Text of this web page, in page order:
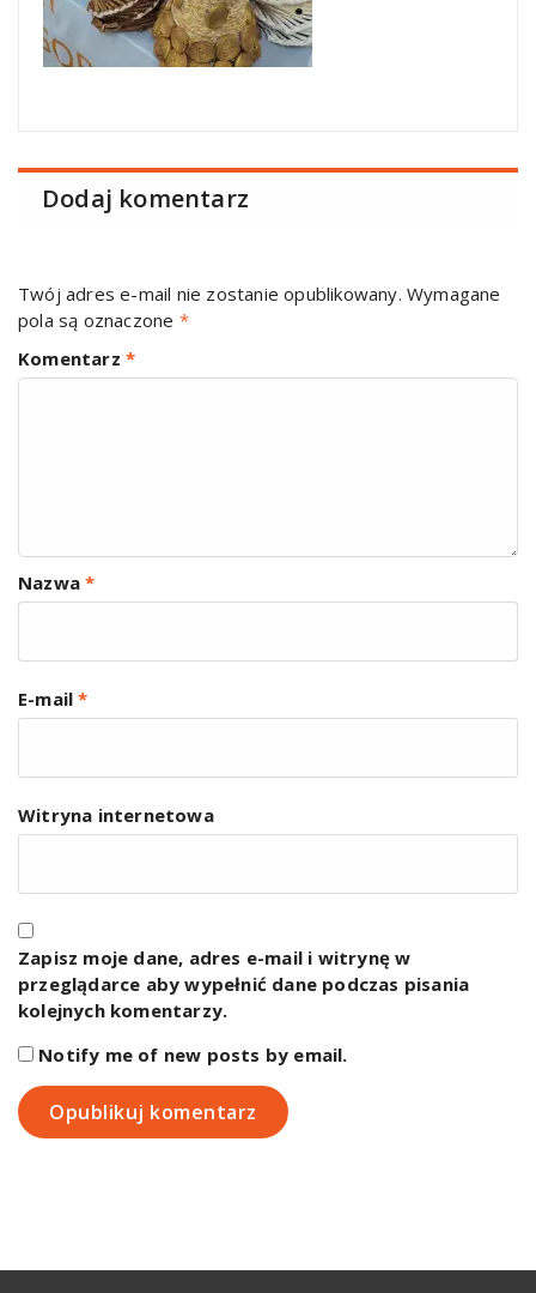
Dodaj komentarz
Twój adres e-mail nie zostanie opublikowany. Wymagane
pola są oznaczone *
Komentarz *
Nazwa*
E-mail*
Witryna internetowa
Zapisz moje dane, adres e-mail i witrynę w
przeglądarce aby wypełnić dane podczas pisania
kolejnych komentarzy.
Notify me of new posts by email.